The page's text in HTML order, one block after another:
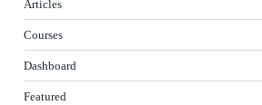
Articles
Courses
Dashboard
Featured